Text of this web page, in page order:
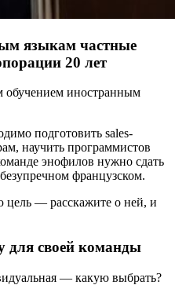
языкам частные
20 лет
иностранным
подготовить sales-
научить программистов
энофилов нужно сдать
французском.
цель — расскажите о ней, и
для своей команды
— какую выбрать?